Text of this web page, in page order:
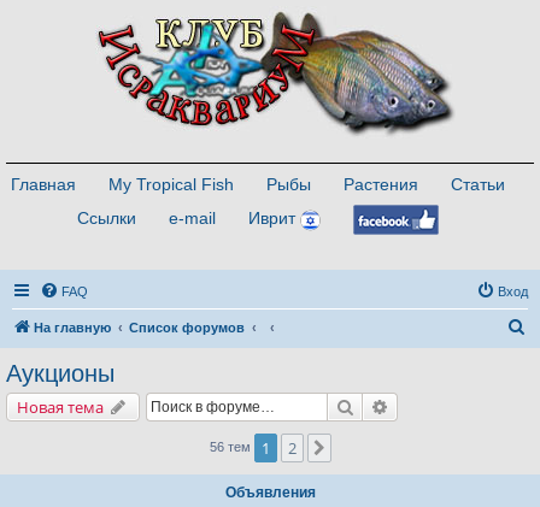
Главная My Tropical Fish Рыбы Растения
Статьи
Ссылки
e-mail Иврит
FAQ Вход
На главную Список форумов
Аукционы
Новая тема Поиск
56 тем 1 2
Объявления